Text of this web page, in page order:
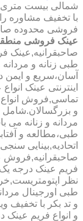
با تخفیف مشاوره
فروشی محدوده
عینک فروشی
صاحبقرانیه,عینک
طبی زنانه و
آسان،سریع و ایمن
اینترنتی عینک
تماسی,فروش انواع
و بزرگسالان.شامل
مردانه و زنانه
طبی،مطالعه و
اتحادیه,بینایی
صاحبقرانیه,فروش
فریم عینک درجه
نظر
طبی اورجینال
و تد بکر با تخفیف
و انواع فریم عینک